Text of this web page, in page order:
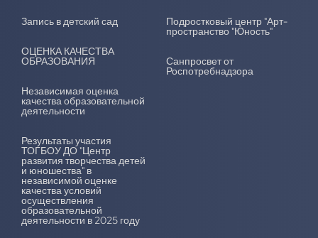
Запись в детский сад
ОЦЕНКА КАЧЕСТВА
ОБРАЗОВАНИЯ
Независимая оценка
качества образовательной
деятельности
Результаты участия
ТОГБОУ ДО "Центр
развития творчества детей
и юношества" в
независимой оценке
качества условий
осуществления
образовательной
деятельности в 2025 году
Подростковый центр "Арт-
пространство "Юность"
Санпросвет от
Роспотребнадзора